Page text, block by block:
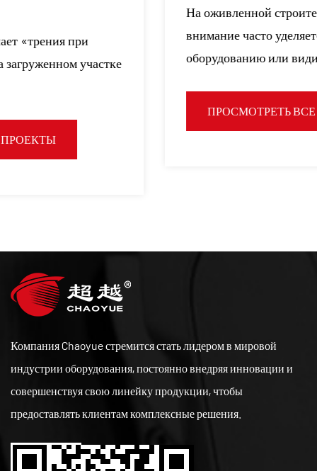
для удовлетворения потребностей рынка. Мы
существующих клиентов посетить наш завод и
изучить возможности для бизнеса.
На оживленной строительной площадке
внимание часто уделяется крупному
оборудованию или видимым ко...
ПРОСМОТРЕТЬ ВСЕ ПРОЕКТЫ
Компания Chaoyue стремится стать лидером в мировой
индустрии оборудования, постоянно внедряя инновации и
совершенствуя свою линейку продукции, чтобы
предоставлять клиентам комплексные решения.